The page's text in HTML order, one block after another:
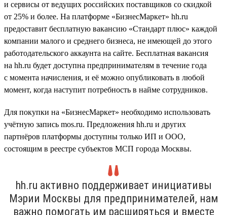
и сервисы от ведущих российских поставщиков со скидкой
от 25% и более. На платформе «БизнесМаркет» hh.ru
предоставит бесплатную вакансию «Стандарт плюс» каждой
компании малого и среднего бизнеса, не имеющей до этого
работодательского аккаунта на сайте. Бесплатная вакансия
на hh.ru будет доступна предпринимателям в течение года
с момента начисления, и её можно опубликовать в любой
момент, когда наступит потребность в найме сотрудников.
Для покупки на «БизнесМаркет» необходимо использовать
учётную запись mos.ru. Предложения hh.ru и других
партнёров платформы доступны только ИП и ООО,
состоящим в реестре субъектов МСП города Москвы.
hh.ru активно поддерживает инициативы
Мэрии Москвы для предпринимателей, нам
важно помогать им расширяться и вместе